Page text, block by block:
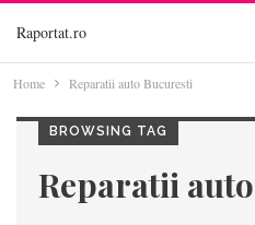
Raportat.ro
Home Reparatii auto Bucuresti
BROWSING TAG
Reparatii